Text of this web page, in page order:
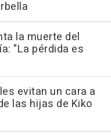
la muerte del
"La pérdida es
evitan un cara a
las hijas de Kiko